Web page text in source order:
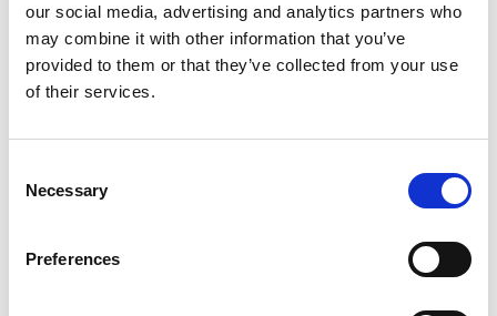
our social media, advertising and analytics partners who
may combine it with other information that you’ve
provided to them or that they’ve collected from your use
of their services.
Selection
Necessary
Preferences
LOBOMATIC
310
Skruvmejsel